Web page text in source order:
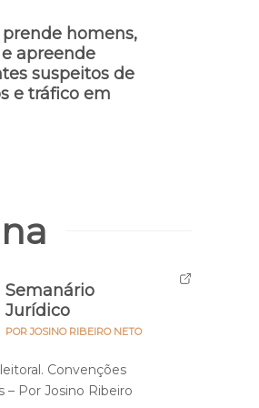
homens,
apreende
suspeitos de
e tráfico em
Semanário
Jurídico
POR JOSINO RIBEIRO NETO
Convenções
– Por Josino Ribeiro